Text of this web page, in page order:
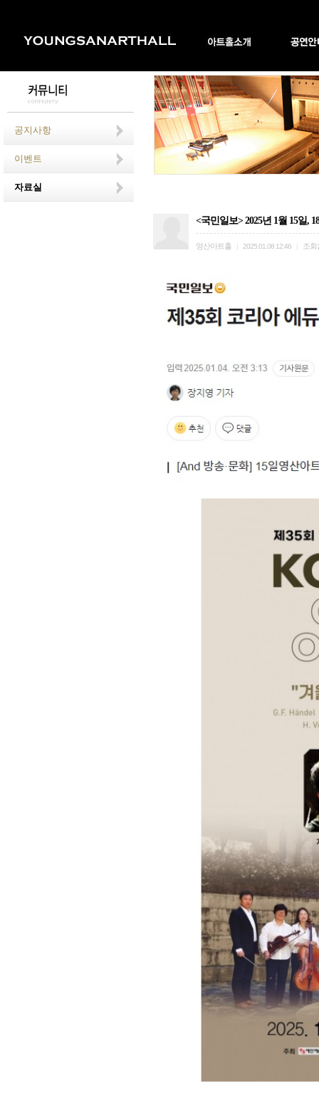
공지사항
이벤트
자료실
<국민일보> 2025년 1월 15일,
영산아트홀 2025.01.08 12:46 조회